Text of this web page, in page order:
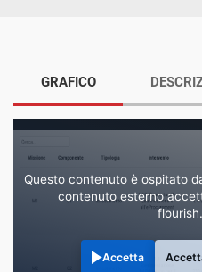
GRAFICO
Questo contenuto è ospitato
contenuto esterno
Accetta